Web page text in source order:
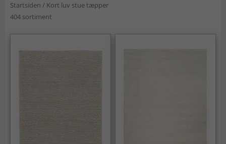
Startsiden / Kort luv stue tæpper
404 sortiment